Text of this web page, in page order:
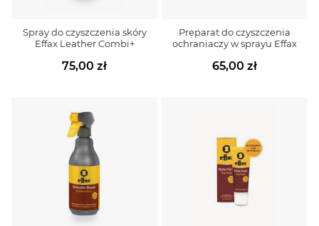
Spray do czyszczenia skóry
Effax Leather Combi+
75,00 zł
Preparat do czyszczenia
ochraniaczy w sprayu Effax
65,00 zł